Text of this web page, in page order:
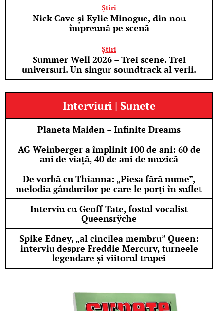
Nick Cave și Kylie Minogue, din nou
împreună pe scenă
Știri
Summer Well 2026 – Trei scene. Trei
universuri. Un singur soundtrack al verii.
Știri
Interviuri | Sunete
Planeta Maiden – Infinite Dreams
AG Weinberger a împlinit 100 de ani: 60 de
ani de viață, 40 de ani de muzică
De vorbă cu Thianna: „Piesa fără nume”,
melodia gândurilor pe care le porți în suflet
Interviu cu Geoff Tate, fostul vocalist
Queensrÿche
Spike Edney, „al cincilea membru” Queen:
interviu despre Freddie Mercury, turneele
legendare și viitorul trupei